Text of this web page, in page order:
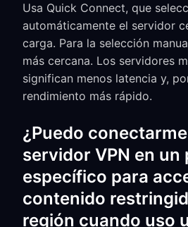
Usa Quick Connect, que
automáticamente el servidor
carga. Para la selección
más cercana. Los servidores
significan menos latencia y,
rendimiento más rápido.
¿Puedo
servidor VPN en un
específico para
contenido
región cuando uso